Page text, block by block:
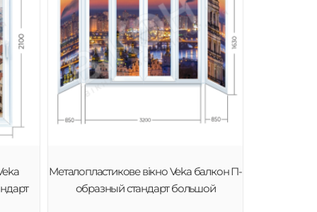
Металопластикове вікно Veka балкон П-
образный стандарт большой